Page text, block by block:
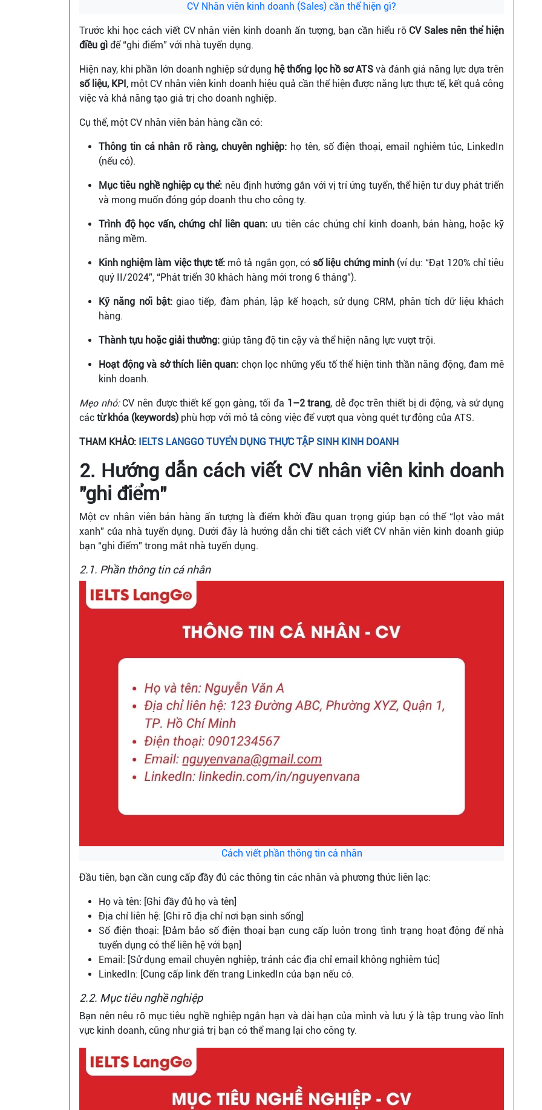
CV Nhân viên kinh doanh (Sales) cần thể hiện gì?
Trước khi học cách viết CV nhân viên kinh doanh ấn tượng, bạn cần hiểu rõ CV Sales nên thể hiện
điều gì để “ghi điểm” với nhà tuyển dụng.
Hiện nay, khi phần lớn doanh nghiệp sử dụng hệ thống lọc hồ sơ ATS và đánh giá năng lực dựa trên
số liệu, KPI, một CV nhân viên kinh doanh hiệu quả cần thể hiện được năng lực thực tế, kết quả công
việc và khả năng tạo giá trị cho doanh nghiệp.
Cụ thể, một CV nhân viên bán hàng cần có:
Thông tin cá nhân rõ ràng, chuyên nghiệp: họ tên, số điện thoại, email nghiêm túc, LinkedIn
(nếu có).
Mục tiêu nghề nghiệp cụ thể: nêu định hướng gắn với vị trí ứng tuyển, thể hiện tư duy phát triển
và mong muốn đóng góp doanh thu cho công ty.
Trình độ học vấn, chứng chỉ liên quan: ưu tiên các chứng chỉ kinh doanh, bán hàng, hoặc kỹ
năng mềm.
Kinh nghiệm làm việc thực tế: mô tả ngắn gọn, có số liệu chứng minh(ví dụ: “Đạt 120% chỉ tiêu
quý II/2024”, “Phát triển 30 khách hàng mới trong 6 tháng”).
Kỹ năng nổi bật:giao tiếp, đàm phán, lập kế hoạch, sử dụng CRM, phân tích dữ liệu khách
hàng.
Thành tựu hoặc giải thưởng: giúp tăng độ tin cậy và thể hiện năng lực vượt trội.
Hoạt động và sở thích liên quan: chọn lọc những yếu tố thể hiện tinh thần năng động, đam mê
kinh doanh.
Mẹo nhỏ:CV nên được thiết kế gọn gàng, tối đa 1–2 trang, dễ đọc trên thiết bị di động, và sử dụng
các từ khóa (keywords) phù hợp với mô tả công việc để vượt qua vòng quét tự động của ATS.
THAM KHẢO: IELTS LANGGO TUYỂN DỤNG THỰC TẬP SINH KINH DOANH
2. Hướng dẫn cách viết CV nhân viên kinh doanh
"ghi điểm"
Một cv nhân viên bán hàng ấn tượng là điểm khởi đầu quan trọng giúp bạn có thể “lọt vào mắt
xanh” của nhà tuyển dụng. Dưới đây là hướng dẫn chi tiết cách viết CV nhân viên kinh doanh giúp
bạn “ghi điểm” trong mắt nhà tuyển dụng.
2.1. Phần thông tin cá nhân
Cách viết phần thông tin cá nhân
Đầu tiên, bạn cần cung cấp đầy đủ các thông tin các nhân và phương thức liên lạc:
Họ và tên: [Ghi đầy đủ họ và tên]
Địa chỉ liên hệ: [Ghi rõ địa chỉ nơi bạn sinh sống]
Số điện thoại: [Đảm bảo số điện thoại bạn cung cấp luôn trong tình trạng hoạt động để nhà
tuyển dụng có thể liên hệ với bạn]
Email: [Sử dụng email chuyên nghiệp, tránh các địa chỉ email không nghiêm túc]
LinkedIn: [Cung cấp link đến trang LinkedIn của bạn nếu có.
2.2. Mục tiêu nghề nghiệp
Bạn nên nêu rõ mục tiêu nghề nghiệp ngắn hạn và dài hạn của mình và lưu ý là tập trung vào lĩnh
vực kinh doanh, cũng như giá trị bạn có thể mang lại cho công ty.